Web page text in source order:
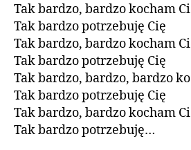
Tak bardzo, bardzo kocham
Tak bardzo potrzebuję Cię
Tak bardzo, bardzo kocham
Tak bardzo potrzebuję Cię
Tak bardzo, bardzo, bardzo
Tak bardzo potrzebuję Cię
Tak bardzo, bardzo kocham
Tak bardzo potrzebuję…